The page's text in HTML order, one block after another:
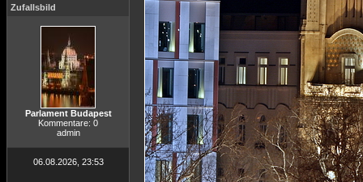
Zufallsbild
Parlament Budapest
Kommentare: 0
admin
06.08.2026, 23:53